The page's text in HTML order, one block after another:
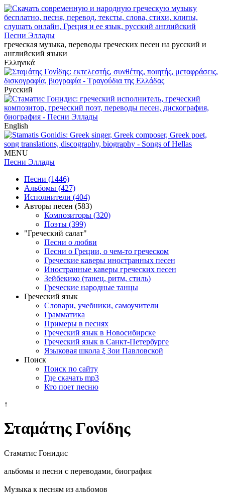
Песни Эллады
греческая музыка, переводы греческих песен на русский и
английский языки
Ελληνικά
Русский
English
MENU
Песни Эллады
Песни (1446)
Альбомы (427)
Исполнители (404)
Авторы песен (583)
Композиторы (320)
Поэты (399)
"Греческий салат"
Песни о любви
Песни о Греции, о чем-то греческом
Греческие каверы иностранных песен
Иностранные каверы греческих песен
Зейбекико (танец, ритм, стиль)
Греческие народные танцы
Греческий язык
Словари, учебники, самоучители
Грамматика
Примеры в песнях
Греческий язык в Новосибирске
Греческий язык в Санкт-Петербурге
Языковая школа ξ Зои Павловской
Поиск
Поиск по сайту
Где скачать mp3
Кто поет песню
↑
Σταμάτης Γονίδης
Стаматис Гонидис
альбомы и песни с переводами, биография
Музыка к песням из альбомов